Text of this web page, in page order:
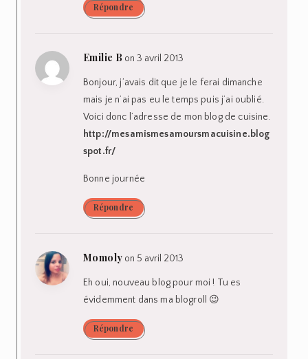
Répondre
Emilie B on 3 avril 2013
Bonjour, j’avais dit que je le ferai dimanche
mais je n’ai pas eu le temps puis j’ai oublié.
Voici donc l’adresse de mon blog de cuisine.
http://mesamismesamoursmacuisine.blog
spot.fr/
Bonne journée
Répondre
Momoly on 5 avril 2013
Eh oui, nouveau blog pour moi ! Tu es
évidemment dans ma blogroll 😉
Répondre